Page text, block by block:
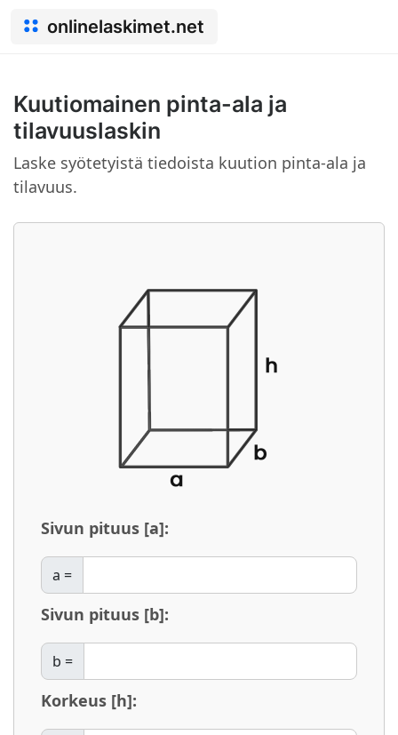
onlinelaskimet.net
Kuutiomainen pinta-ala ja
tilavuuslaskin
Laske syötetyistä tiedoista kuution pinta-ala ja
tilavuus.
Sivun pituus [a]:
a =
Sivun pituus [b]:
b =
Korkeus [h]: